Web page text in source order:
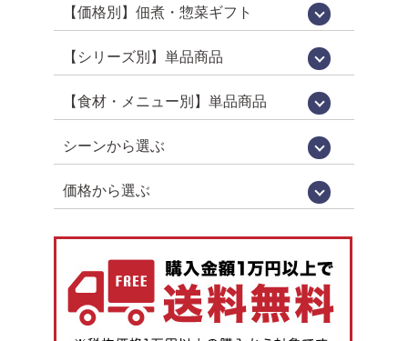
【価格別】佃煮・惣菜ギフト
【プチギフト】～2000円
【佃煮 惣菜 ギフト】～3000円
【佃煮 惣菜 ギフト】～3979円
【佃煮 惣菜 ギフト】3980円～
【佃煮 惣菜 ギフト】5000円～
【佃煮 惣菜 ギフト】7000円～
【佃煮 惣菜 ギフト】10000円～[送料無
【シリーズ別】単品商品
うるか・鮎一夜干しなど[老舗の鮎]
百貨店限定販売[国産シリーズ]
定番竿箱シリーズ
鵜舞屋伝統の味[老舗の惣菜]
箱入り単品惣菜
定番の佃煮[うまい屋のおつまみ]
食べきりおつまみ[うまつま]
佃煮屋の「煮豚」「煮鶏」[SDGs]
高校生が開発しました[産学連携商品]
WareesHalal認証取得品[ハラルキッチン
ヤマタカ醤油[月星]使用シリーズ
鮎昆布巻詰合せ
【夏季限定】スウィーツ
【食材・メニュー別】単品商品
珍味（鮎うるか・一夜干し・ふりかけ）
昆布巻き（鮎・にしん・さけ・子持ちあ
鮎（すがた煮・吟醸煮など）
小鮎やわらか煮・小鮎甘露煮
飛騨牛・牛肉
煮豚・煮鶏
佃煮
貝類（帆立・牡蠣）
炊き込みご飯の素
ハラール認証取得品
菓子・スイーツ
シーンから選ぶ
お中元・お歳暮
お祝い・お返し
仏事
お取り寄せグルメ
お手土産（カジュアルギフト）
おつまみ
価格から選ぶ
1,000円未満
1,000円～
2,000円～
3,000円～
4,000円～
5,000円以上